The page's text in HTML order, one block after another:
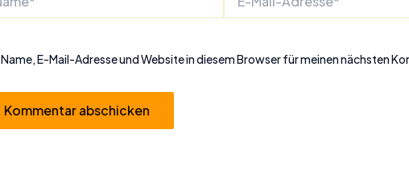
Mail-
Name, E-Mail-Adresse und Website in diesem Browser für meinen nächsten